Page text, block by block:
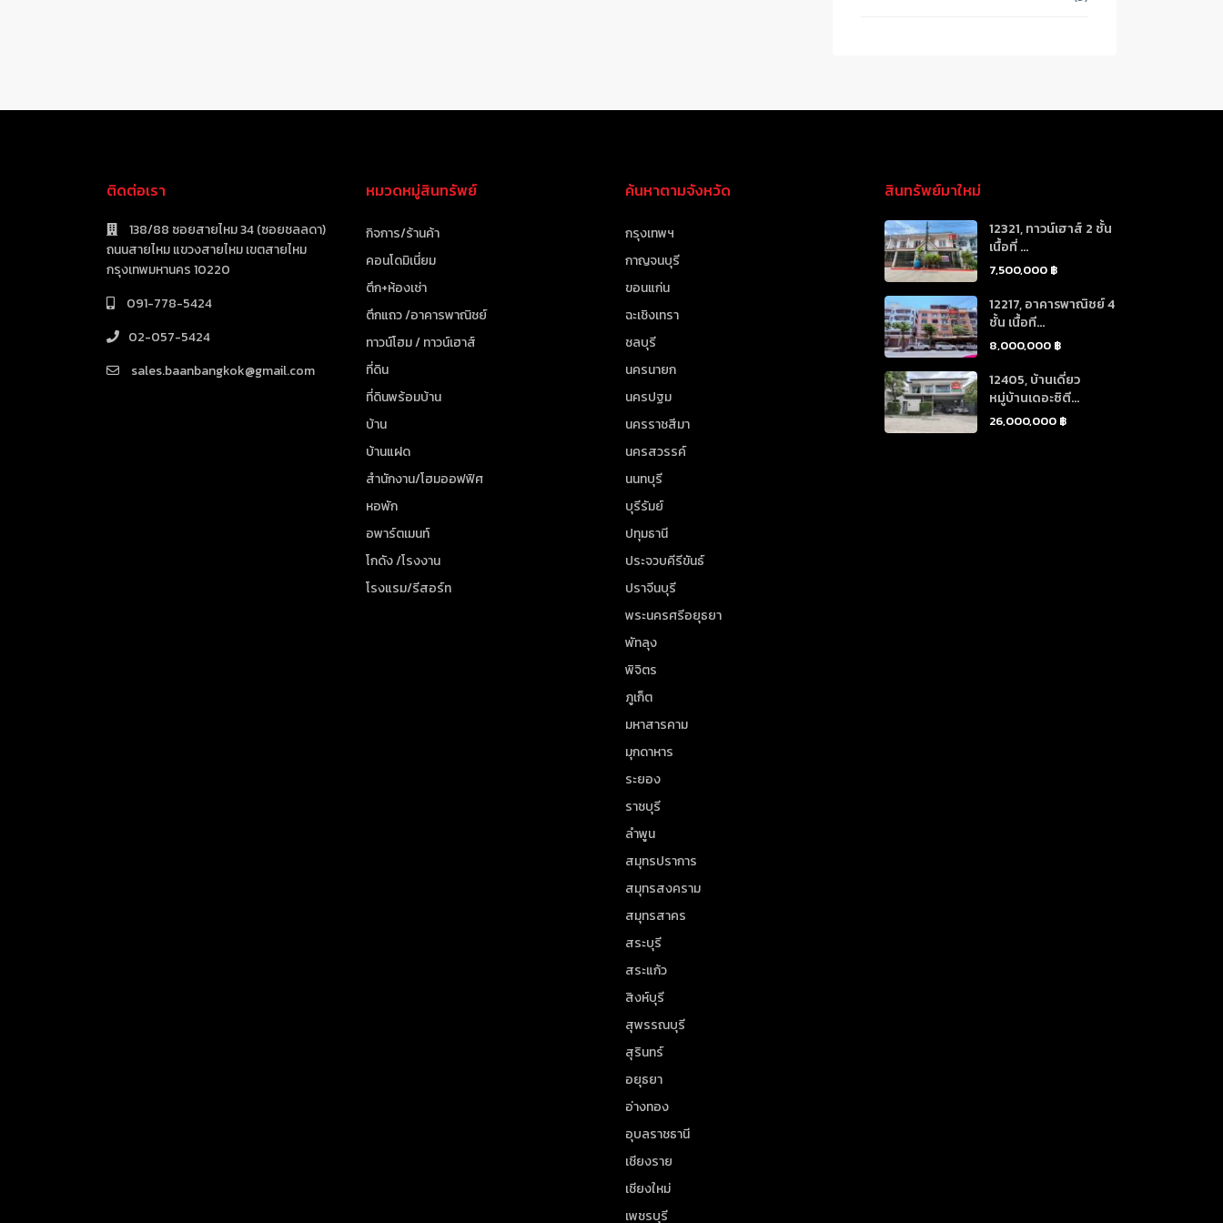
ติดต่อเรา
138/88 ซอยสายไหม 34 (ซอยชลลดา)
ถนนสายไหม แขวงสายไหม เขตสายไหม
กรุงเทพมหานคร 10220
091-778-5424
02-057-5424
sales.baanbangkok@gmail.com
หมวดหมู่สินทรัพย์
กิจการ/ร้านค้า
คอนโดมิเนี่ยม
ตึก+ห้องเช่า
ตึกแถว /อาคารพาณิชย์
ทาวน์โฮม / ทาวน์เฮาส์
ที่ดิน
ที่ดินพร้อมบ้าน
บ้าน
บ้านแฝด
สำนักงาน/โฮมออฟฟิศ
หอพัก
อพาร์ตเมนท์
โกดัง /โรงงาน
โรงแรม/รีสอร์ท
ค้นหาตามจังหวัด
กรุงเทพฯ
กาญจนบุรี
ขอนแก่น
ฉะเชิงเทรา
ชลบุรี
นครนายก
นครปฐม
นครราชสีมา
นครสวรรค์
นนทบุรี
บุรีรัมย์
ปทุมธานี
ประจวบคีรีขันธ์
ปราจีนบุรี
พระนครศรีอยุธยา
พัทลุง
พิจิตร
ภูเก็ต
มหาสารคาม
มุกดาหาร
ระยอง
ราชบุรี
ลำพูน
สมุทรปราการ
สมุทรสงคราม
สมุทรสาคร
สระบุรี
สระแก้ว
สิงห์บุรี
สุพรรณบุรี
สุรินทร์
อยุธยา
อ่างทอง
อุบลราชธานี
เชียงราย
เชียงใหม่
เพชรบุรี
สินทรัพย์มาใหม่
12321, ทาวน์เฮาส์ 2 ชั้น
เนื้อที่ ...
7,500,000 ฿
12217, อาคารพาณิชย์ 4
ชั้น เนื้อที...
8,000,000 ฿
12405, บ้านเดี่ยว
หมู่บ้านเดอะซิตี...
26,000,000 ฿